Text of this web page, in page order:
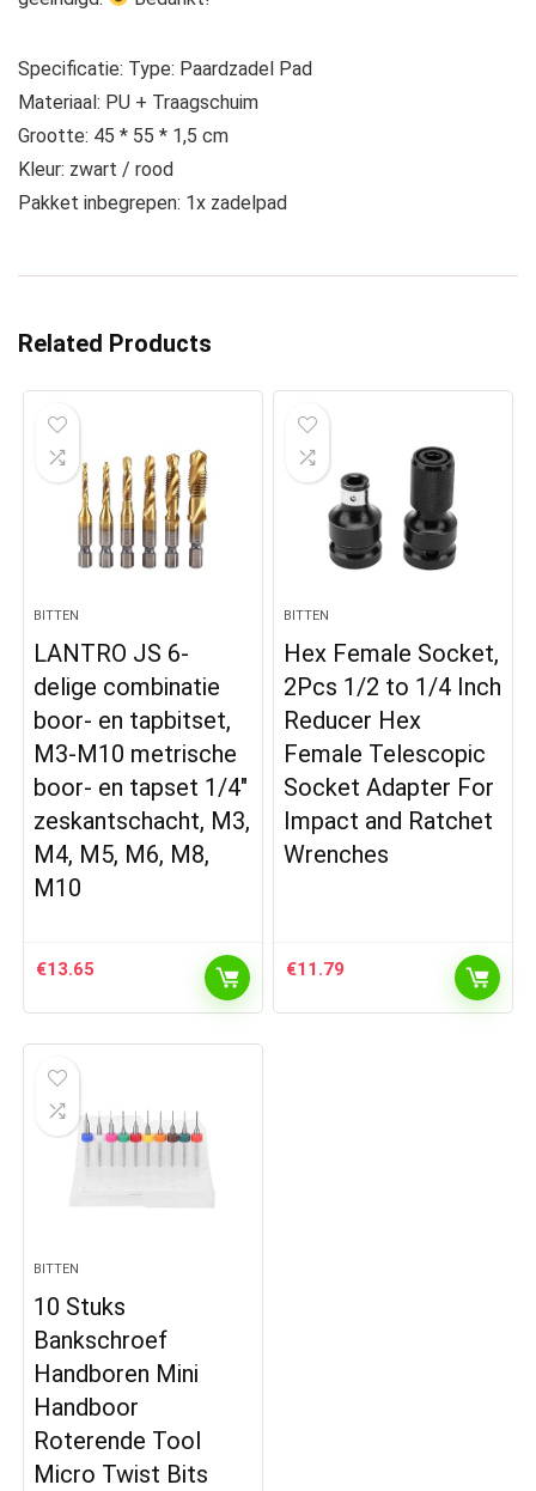
Specificatie: Type: Paardzadel Pad
Materiaal: PU + Traagschuim
Grootte: 45 * 55 * 1,5 cm
Kleur: zwart / rood
Pakket inbegrepen: 1x zadelpad
Related Products
BITTEN
LANTRO JS 6-
delige combinatie
boor- en tapbitset,
M3-M10 metrische
boor- en tapset 1/4″
zeskantschacht, M3,
M4, M5, M6, M8,
M10
€13.65
BITTEN
Hex Female Socket,
2Pcs 1/2 to 1/4 Inch
Reducer Hex
Female Telescopic
Socket Adapter For
Impact and Ratchet
Wrenches
€11.79
BITTEN
10 Stuks
Bankschroef
Handboren Mini
Handboor
Roterende Tool
Micro Twist Bits